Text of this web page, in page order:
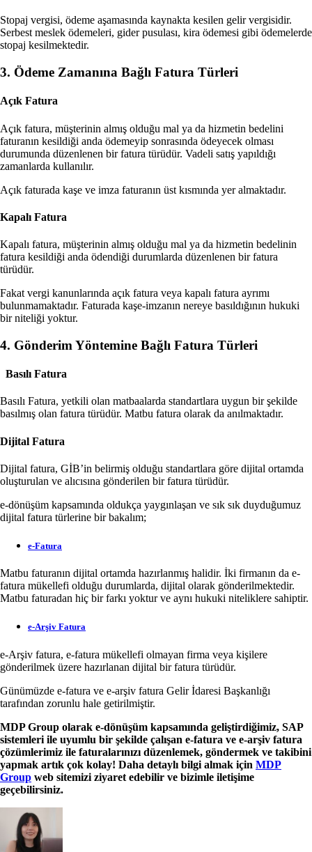
Stopaj vergisi, ödeme aşamasında kaynakta kesilen gelir vergisidir.
Serbest meslek ödemeleri, gider pusulası, kira ödemesi gibi ödemelerde
stopaj kesilmektedir.
3. Ödeme Zamanına Bağlı Fatura Türleri
Açık Fatura
Açık fatura, müşterinin almış olduğu mal ya da hizmetin bedelini
faturanın kesildiği anda ödemeyip sonrasında ödeyecek olması
durumunda düzenlenen bir fatura türüdür. Vadeli satış yapıldığı
zamanlarda kullanılır.
Açık faturada kaşe ve imza faturanın üst kısmında yer almaktadır.
Kapalı Fatura
Kapalı fatura, müşterinin almış olduğu mal ya da hizmetin bedelinin
fatura kesildiği anda ödendiği durumlarda düzenlenen bir fatura
türüdür.
Fakat vergi kanunlarında açık fatura veya kapalı fatura ayrımı
bulunmamaktadır. Faturada kaşe-imzanın nereye basıldığının hukuki
bir niteliği yoktur.
4. Gönderim Yöntemine Bağlı Fatura Türleri
Basılı Fatura
Basılı Fatura, yetkili olan matbaalarda standartlara uygun bir şekilde
basılmış olan fatura türüdür. Matbu fatura olarak da anılmaktadır.
Dijital Fatura
Dijital fatura, GİB’in belirmiş olduğu standartlara göre dijital ortamda
oluşturulan ve alıcısına gönderilen bir fatura türüdür.
e-dönüşüm kapsamında oldukça yaygınlaşan ve sık sık duyduğumuz
dijital fatura türlerine bir bakalım;
e-Fatura
Matbu faturanın dijital ortamda hazırlanmış halidir. İki firmanın da e-
fatura mükellefi olduğu durumlarda, dijital olarak gönderilmektedir.
Matbu faturadan hiç bir farkı yoktur ve aynı hukuki niteliklere sahiptir.
e-Arşiv Fatura
e-Arşiv fatura, e-fatura mükellefi olmayan firma veya kişilere
gönderilmek üzere hazırlanan dijital bir fatura türüdür.
Günümüzde e-fatura ve e-arşiv fatura Gelir İdaresi Başkanlığı
tarafından zorunlu hale getirilmiştir.
MDP Group olarak e-dönüşüm kapsamında geliştirdiğimiz, SAP
sistemleri ile uyumlu bir şekilde çalışan e-fatura ve e-arşiv fatura
çözümlerimiz ile faturalarınızı düzenlemek, göndermek ve takibini
yapmak artık çok kolay! Daha detaylı bilgi almak için MDP
Group web sitemizi ziyaret edebilir ve bizimle iletişime
geçebilirsiniz.